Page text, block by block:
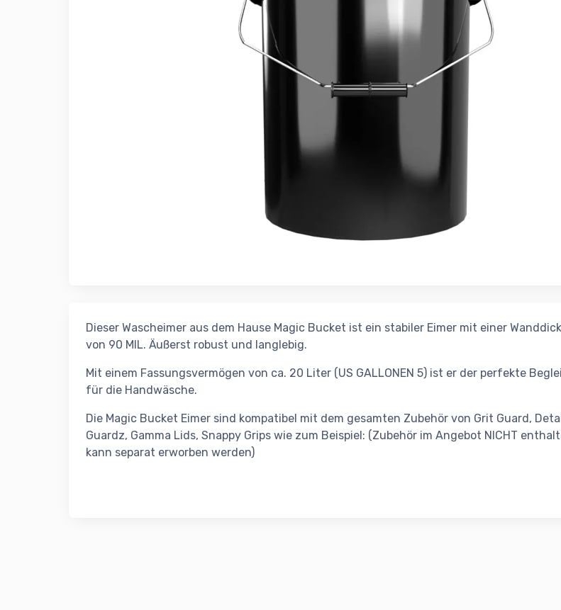
Dieser Wascheimer aus dem Hause Magic Bucket ist ein stabiler Eimer mit einer
von 90 MIL. Äußerst robust und langlebig.
Mit einem Fassungsvermögen von ca. 20 Liter (US GALLONEN 5) ist er der perfekte
für die Handwäsche.
Die Magic Bucket Eimer sind kompatibel mit dem gesamten Zubehör von Grit Guard,
Guardz, Gamma Lids, Snappy Grips wie zum Beispiel: (Zubehör im Angebot NICHT
kann separat erworben werden)